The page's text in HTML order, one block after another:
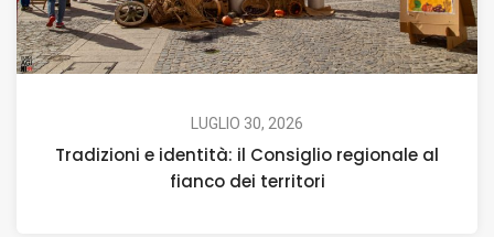
LUGLIO 30, 2026
Tradizioni e identità: il Consiglio regionale al
fianco dei territori